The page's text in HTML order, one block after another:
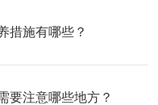
措施有哪些？
要注意哪些地方？